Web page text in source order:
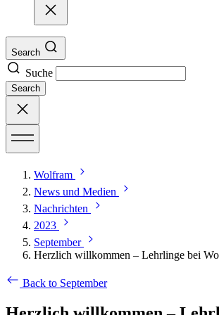
Search
Suche
Search
Wolfram
News und Medien
Nachrichten
2023
September
Herzlich willkommen – Lehrlinge bei
Back to September